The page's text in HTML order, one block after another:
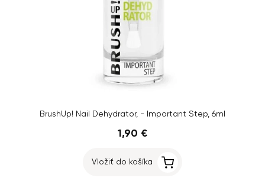
BrushUp! Nail Dehydrator, - Important Step, 6ml
1,90 €
Vložiť do košíka